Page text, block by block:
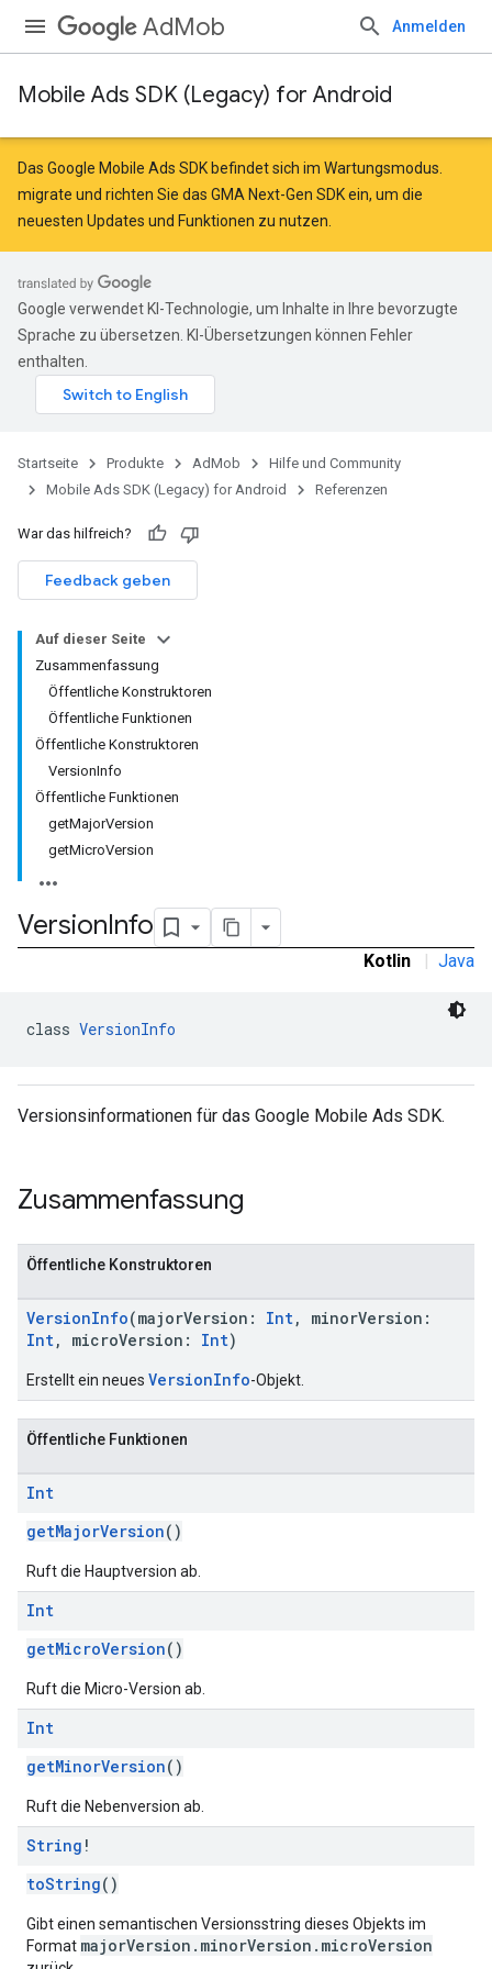
AdMob Anmelden
Mobile Ads SDK (Legacy) for Android
Das Google Mobile Ads SDK befindet sich im Wartungsmodus.
migrate und richten Sie das GMA Next-Gen SDK ein, um die
neuesten Updates und Funktionen zu nutzen.
Google verwendet KI-Technologie, um Inhalte in Ihre bevorzugte
Sprache zu übersetzen. KI-Übersetzungen können Fehler
enthalten.
Startseite Produkte AdMob
Hilfe und Community
Mobile Ads SDK (Legacy) for Android
Referenzen
War das hilfreich?
Feedback geben
Auf dieser Seite
Zusammenfassung
Öffentliche Konstruktoren
Öffentliche Funktionen
Öffentliche Konstruktoren
VersionInfo
Öffentliche Funktionen
getMajorVersion
getMicroVersion
VersionInfo
Kotlin | Java
class VersionInfo
Versionsinformationen für das Google Mobile Ads SDK.
Zusammenfassung
Öffentliche Konstruktoren
VersionInfo(majorVersion: Int, minorVersion:
Int, microVersion: Int)
Erstellt ein neues VersionInfo-Objekt.
Öffentliche Funktionen
Int
getMajorVersion()
Ruft die Hauptversion ab.
Int
getMicroVersion()
Ruft die Micro-Version ab.
Int
getMinorVersion()
Ruft die Nebenversion ab.
String !
toString()
Gibt einen semantischen Versionsstring dieses Objekts im
Format majorVersion.minorVersion.microVersion